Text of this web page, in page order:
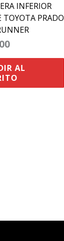
INFERIOR
TOYOTA PRADO
AL